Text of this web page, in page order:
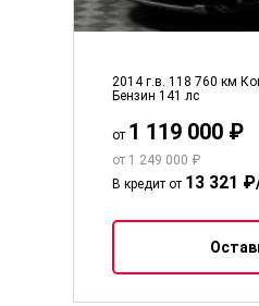
2014 г.в. 118 760 км
Бензин 141 лс
от 1 119 000 ₽
от 1 249 000 ₽
В кредит от 13 321